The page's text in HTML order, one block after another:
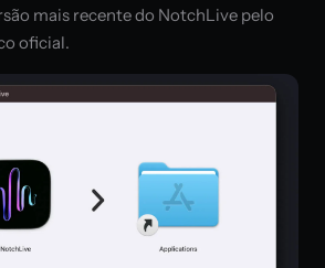
mais recente do NotchLive pelo
oficial.